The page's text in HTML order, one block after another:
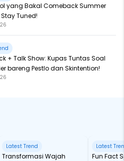
yang Bakal Comeback Summer
Tuned!
+ Talk Show: Kupas Tuntas Soal
bareng Pestlo dan Skintention!
Latest Trend
Transformasi Wajah
Latest
Fun Fact Spider-Man